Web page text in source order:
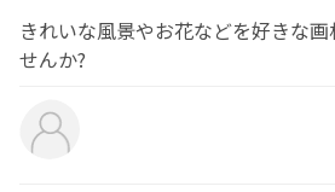
きれいな風景やお花などを好きな
せんか?